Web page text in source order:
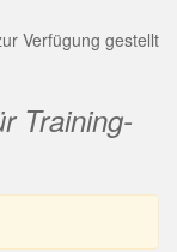
Verfügung gestellt
Training-